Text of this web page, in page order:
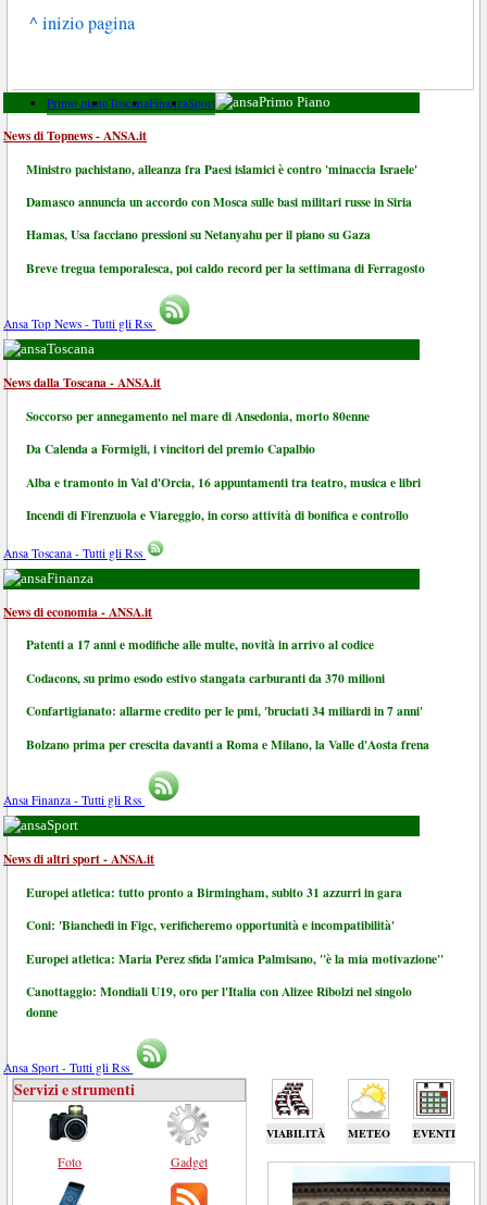
^ inizio pagina
Primo pianoToscanaFinanzaSport Primo Piano
News di Topnews - ANSA.it
Ministro pachistano, alleanza fra Paesi islamici è contro 'minaccia Israele'
Damasco annuncia un accordo con Mosca sulle basi militari russe in Siria
Hamas, Usa facciano pressioni su Netanyahu per il piano su Gaza
Breve tregua temporalesca, poi caldo record per la settimana di Ferragosto
Ansa Top News - Tutti gli Rss
Toscana
News dalla Toscana - ANSA.it
Soccorso per annegamento nel mare di Ansedonia, morto 80enne
Da Calenda a Formigli, i vincitori del premio Capalbio
Alba e tramonto in Val d'Orcia, 16 appuntamenti tra teatro, musica e libri
Incendi di Firenzuola e Viareggio, in corso attività di bonifica e controllo
Ansa Toscana - Tutti gli Rss
Finanza
News di economia - ANSA.it
Patenti a 17 anni e modifiche alle multe, novità in arrivo al codice
Codacons, su primo esodo estivo stangata carburanti da 370 milioni
Confartigianato: allarme credito per le pmi, 'bruciati 34 miliardi in 7 anni'
Bolzano prima per crescita davanti a Roma e Milano, la Valle d'Aosta frena
Ansa Finanza - Tutti gli Rss
Sport
News di altri sport - ANSA.it
Europei atletica: tutto pronto a Birmingham, subito 31 azzurri in gara
Coni: 'Bianchedi in Figc, verificheremo opportunità e incompatibilità'
Europei atletica: Maria Perez sfida l'amica Palmisano, "è la mia motivazione"
Canottaggio: Mondiali U19, oro per l'Italia con Alizee Ribolzi nel singolo
donne
Ansa Sport - Tutti gli Rss
VIABILITÀ METEO EVENTI
Servizi e strumenti
Foto Gadget